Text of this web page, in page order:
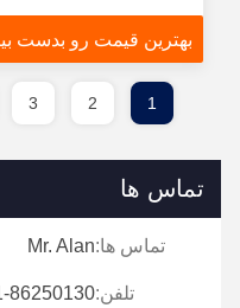
بهترین قیمت رو بدست
1
2
3
تماس ها
تماس ها:Mr. Alan
تلفن:86250130